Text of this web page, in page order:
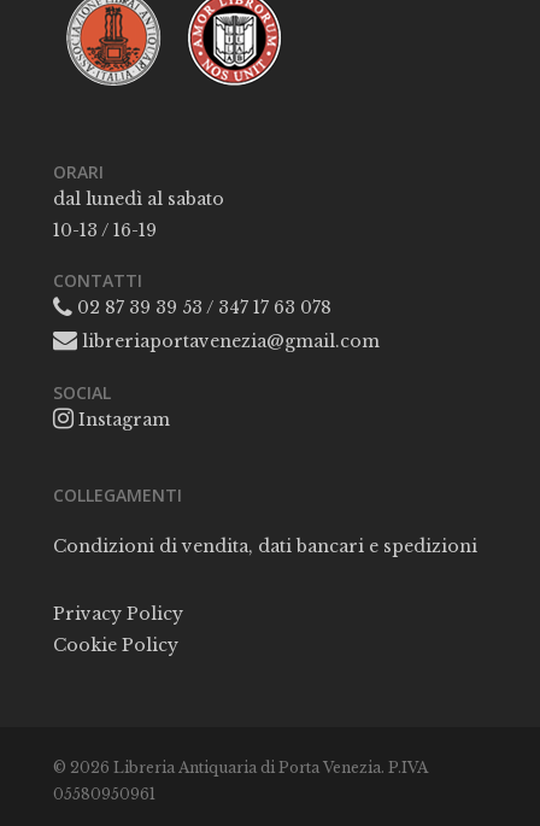
ORARI
dal lunedì al sabato
10-13 / 16-19
CONTATTI
02 87 39 39 53 / 347 17 63 078
libreriaportavenezia@gmail.com
SOCIAL
Instagram
COLLEGAMENTI
Condizioni di vendita, dati bancari e spedizioni
Privacy Policy
Cookie Policy
© 2026 Libreria Antiquaria di Porta Venezia. P.IVA
05580950961